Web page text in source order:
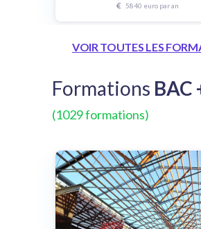
5840 euro par an
VOIR TOUTES LES
Formations BAC
(1029 formations)